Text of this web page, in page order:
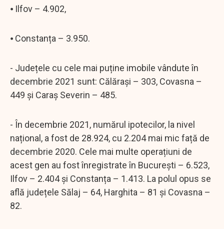
⦁ Ilfov – 4.902,
⦁ Constanța – 3.950.
- Județele cu cele mai puține imobile vândute în
decembrie 2021 sunt: Călărași – 303, Covasna –
449 și Caraș Severin – 485.
- În decembrie 2021, numărul ipotecilor, la nivel
național, a fost de 28.924, cu 2.204 mai mic față de
decembrie 2020. Cele mai multe operațiuni de
acest gen au fost înregistrate în București – 6.523,
Ilfov – 2.404 și Constanța – 1.413. La polul opus se
află județele Sălaj – 64, Harghita – 81 și Covasna –
82.